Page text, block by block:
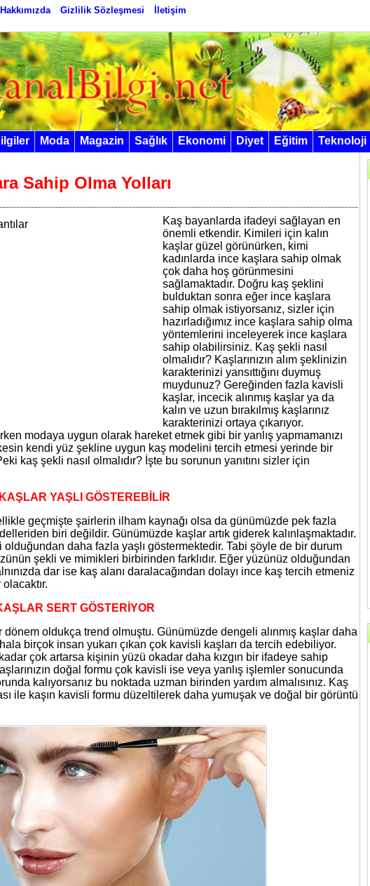
Hakkımızda Gizlilik Sözleşmesi İletişim
Moda Magazin Sağlık Ekonomi Diyet Eğitim Teknoloji
Sahip Olma Yolları
Kaş bayanlarda ifadeyi sağlayan en
önemli etkendir. Kimileri için kalın
kaşlar güzel görünürken, kimi
kadınlarda ince kaşlara sahip olmak
çok daha hoş görünmesini
sağlamaktadır. Doğru kaş şeklini
bulduktan sonra eğer ince kaşlara
sahip olmak istiyorsanız, sizler için
hazırladığımız ince kaşlara sahip olma
yöntemlerini inceleyerek ince kaşlara
sahip olabilirsiniz. Kaş şekli nasıl
olmalıdır? Kaşlarınızın alım şeklinizin
karakterinizi yansıttığını duymuş
muydunuz? Gereğinden fazla kavisli
kaşlar, incecik alınmış kaşlar ya da
kalın ve uzun bırakılmış kaşlarınız
karakterinizi ortaya çıkarıyor.
modaya uygun olarak hareket etmek gibi bir yanlış yapmamanızı
kendi yüz şekline uygun kaş modelini tercih etmesi yerinde bir
kaş şekli nasıl olmalıdır? İşte bu sorunun yanıtını sizler için
YAŞLI GÖSTEREBİLİR
geçmişte şairlerin ilham kaynağı olsa da günümüzde pek fazla
biri değildir. Günümüzde kaşlar artık giderek kalınlaşmaktadır.
olduğundan daha fazla yaşlı göstermektedir. Tabi şöyle de bir durum
şekli ve mimikleri birbirinden farklıdır. Eğer yüzünüz olduğundan
dar ise kaş alanı daralacağından dolayı ince kaş tercih etmeniz
SERT GÖSTERİYOR
dönem oldukça trend olmuştu. Günümüzde dengeli alınmış kaşlar daha
birçok insan yukarı çıkan çok kavisli kaşları da tercih edebiliyor.
çok artarsa kişinin yüzü okadar daha kızgın bir ifadeye sahip
doğal formu çok kavisli ise veya yanlış işlemler sonucunda
kalıyorsanız bu noktada uzman birinden yardım almalısınız. Kaş
ile kaşın kavisli formu düzeltilerek daha yumuşak ve doğal bir görüntü